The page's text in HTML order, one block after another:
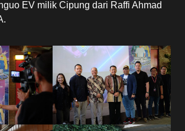
EV milik Cipung dari Raffi Ahmad